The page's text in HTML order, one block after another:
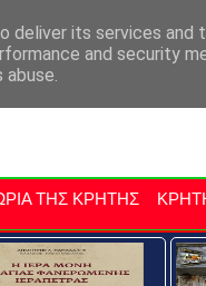
Μαλεβιζίου
ΤΗΣ ΚΡΗΤΗΣ
deliver its services and
and security